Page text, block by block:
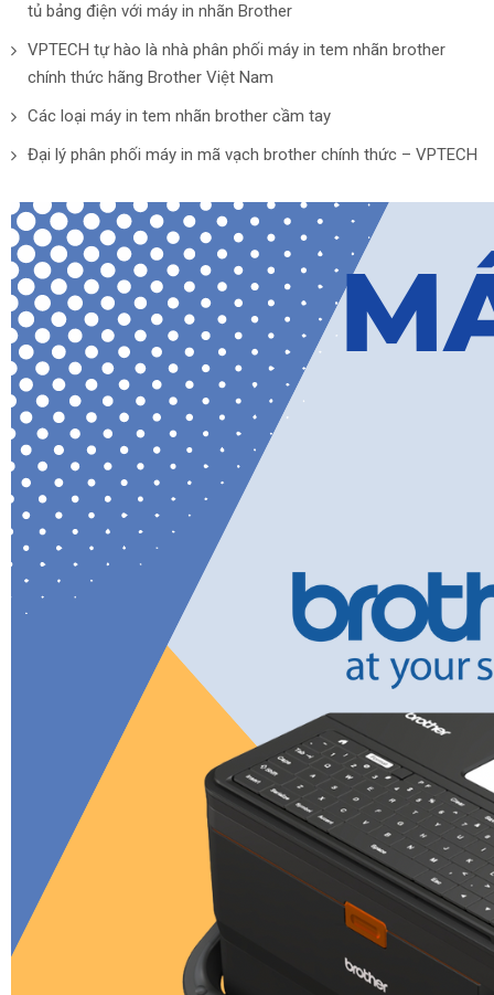
tủ bảng điện với máy in nhãn Brother
VPTECH tự hào là nhà phân phối máy in tem nhãn brother
chính thức hãng Brother Việt Nam
Các loại máy in tem nhãn brother cầm tay
Đại lý phân phối máy in mã vạch brother chính thức – VPTECH